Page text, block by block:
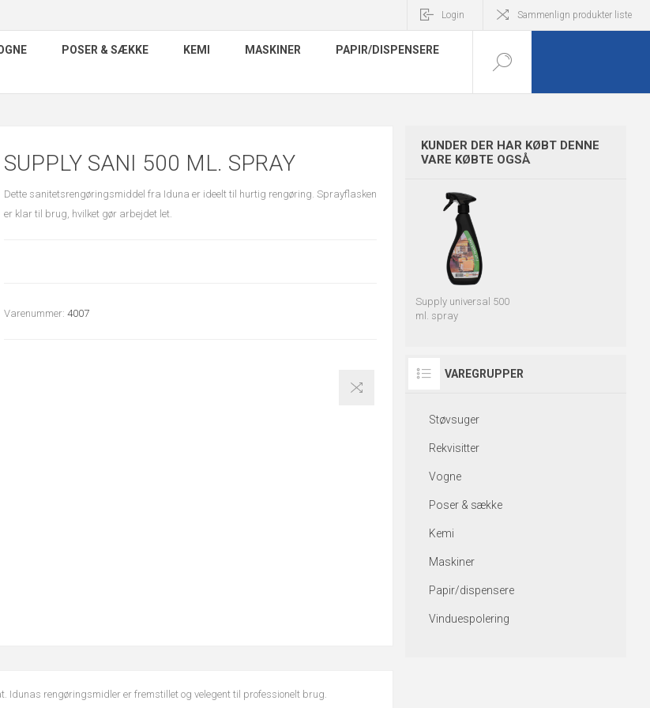
Login Sammenlign produkter liste
POSER & SÆKKE KEMI MASKINER
PAPIR/DISPENSERE
SUPPLY SANI 500 ML. SPRAY
Dette sanitetsrengøringsmiddel fra Iduna er ideelt til hurtig rengøring. Sprayflasken
er klar til brug, hvilket gør arbejdet let.
Varenummer: 4007
rengøringsmidler er fremstillet og velegent til professionelt brug.
KUNDER DER HAR KØBT DENNE
VARE KØBTE OGSÅ
Supply universal 500
ml. spray
VAREGRUPPER
Støvsuger
Rekvisitter
Vogne
Poser & sække
Kemi
Maskiner
Papir/dispensere
Vinduespolering